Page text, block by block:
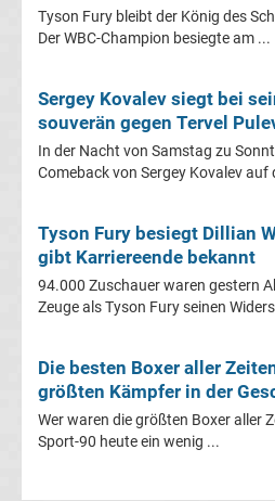
Transfergerüchte
News
News
DAZN
&
Infos
Tyson Fury bleibt der König des
Der WBC-Champion besiegte am ...
Sergey Kovalev siegt bei
souverän gegen Tervel
In der Nacht von Samstag zu
Comeback von Sergey Kovalev auf
Tyson Fury besiegt Dillian
gibt Karriereende bekannt
94.000 Zuschauer waren gestern
Zeuge als Tyson Fury seinen
Die besten Boxer aller
größten Kämpfer in der
Wer waren die größten Boxer aller
Sport-90 heute ein wenig ...